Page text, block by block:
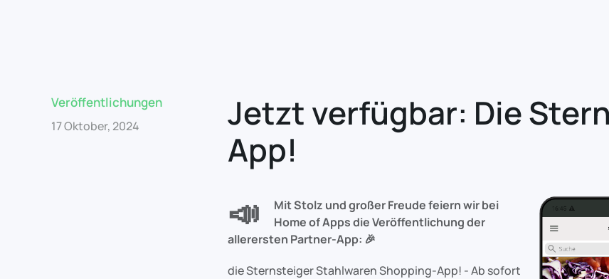
Veröffentlichungen
17 Oktober, 2024
Jetzt verfügbar: Die
App!
📣
Mit Stolz und großer Freude feiern wir bei
Home of Apps die Veröffentlichung der
allerersten Partner-App: 🎉
die Sternsteiger Stahlwaren Shopping-App! - Ab sofort